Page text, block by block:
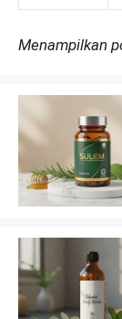
Menampilkan